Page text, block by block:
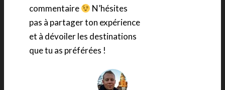
commentaire
N’hésites
pas à partager ton expérience
et à dévoiler les destinations
que tu as préférées !